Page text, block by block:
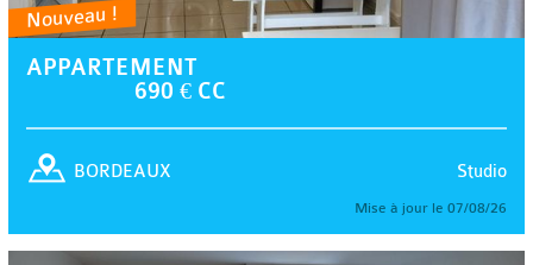
Nouveau !
APPARTEMENT
690 € CC
Studio
BORDEAUX
Mise à jour le 07/08/26